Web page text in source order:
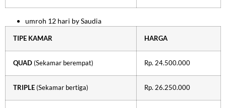
umroh 12 hari by Saudia
TIPE KAMAR HARGA
QUAD (Sekamar berempat) Rp. 24.500.000
TRIPLE (Sekamar bertiga) Rp. 26.250.000